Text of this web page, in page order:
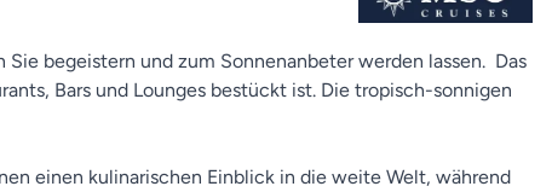
begeistern und zum Sonnenanbeter werden lassen. Das
Bars und Lounges bestückt ist. Die tropisch-sonnigen
einen kulinarischen Einblick in die weite Welt, während